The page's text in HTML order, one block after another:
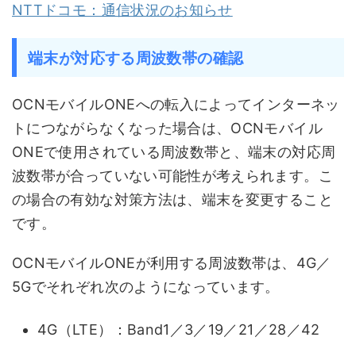
NTTドコモ：通信状況のお知らせ
端末が対応する周波数帯の確認
OCNモバイルONEへの転入によってインターネッ
トにつながらなくなった場合は、OCNモバイル
ONEで使用されている周波数帯と、端末の対応周
波数帯が合っていない可能性が考えられます。こ
の場合の有効な対策方法は、端末を変更すること
です。
OCNモバイルONEが利用する周波数帯は、4G／
5Gでそれぞれ次のようになっています。
4G（LTE）：Band1／3／19／21／28／42